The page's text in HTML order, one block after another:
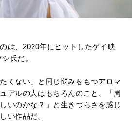
は、2020年にヒットしたゲイ映
氏だ。
くない」と同じ悩みをもつアロマ
アルの人はもちろんのこと、「周
いのかな？」と生きづらさを感じ
い作品だ。